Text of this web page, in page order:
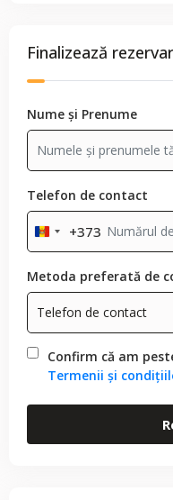
Finalizează
Nume și Prenume
Telefon de contact
Moldova
+373
+373
Metoda preferată de
Confirm că am
Termenii și